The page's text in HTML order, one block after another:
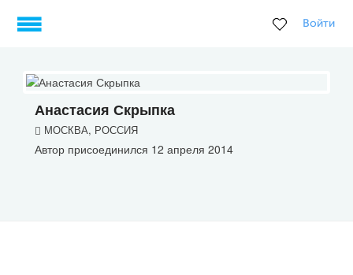
Войти
Анастасия Скрыпка
МОСКВА, РОССИЯ
Автор присоединился 12 апреля 2014